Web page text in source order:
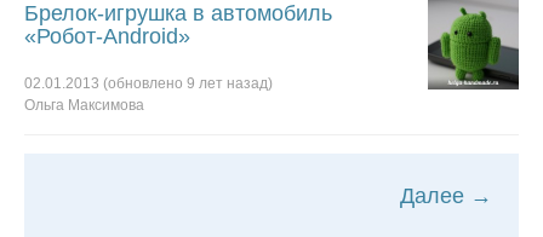
Брелок-игрушка в автомобиль
«Робот-Android»
02.01.2013 (обновлено 9 лет назад)
Ольга Максимова
Далее →